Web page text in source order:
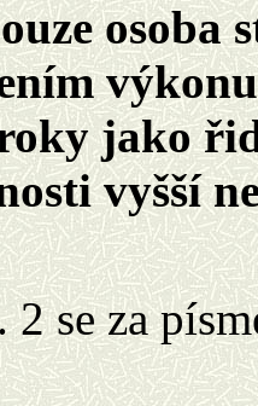
osoba
jako
vyšší
2 se za